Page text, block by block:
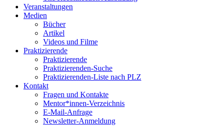
Veranstaltungen
Medien
Bücher
Artikel
Videos und Filme
Praktizierende
Praktizierende
Praktizierenden-Suche
Praktizierenden-Liste nach PLZ
Kontakt
Fragen und Kontakte
Mentor*innen-Verzeichnis
E-Mail-Anfrage
Newsletter-Anmeldung